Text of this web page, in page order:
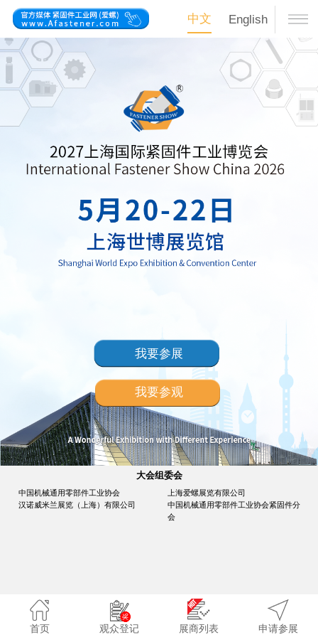
中文 English
我要参展
我要参观
大会组委会
中国机械通用零部件工业协会
上海爱螺展览有限公司
汉诺威米兰展览（上海）有限公司
中国机械通用零部件工业协会紧固件分
会
首页 观众登记 展商列表 申请参展